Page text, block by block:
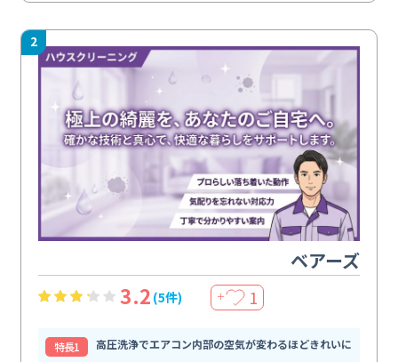
2
ベアーズ
3.2 (5件) ＋ 1
特⻑1
高圧洗浄でエアコン内部の空気が変わるほどきれいに